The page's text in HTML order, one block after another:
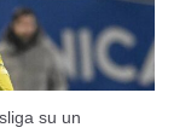
su un